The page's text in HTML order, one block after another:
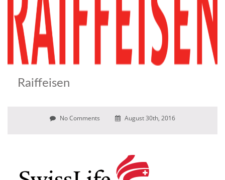
Raiffeisen
No Comments August 30th, 2016